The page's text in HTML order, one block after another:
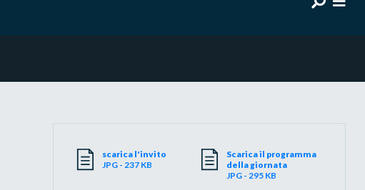
scarica l'invito
JPG - 237 KB
Scarica il programma
della giornata
JPG - 295 KB